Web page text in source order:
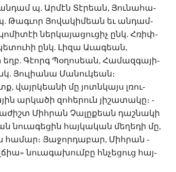
պ. Ար­մէն ­Տէ­րեան, ­Յու­նա­հա­
­Թագ­ւոր ­Յո­վա­կի­մեան եւ ան­դամ­
ներ­կա­յա­ցու­ցիչ ընկ. Հ­ռիփ­
ընկ. ­Լի­զա Ա­ւա­գեան,
­Գէորգ ­Պօ­ղո­սեան, ­Հա­մազ­գա­յի­
­Յու­լիա­նա ­Մա­նու­կեան։
վայր­կեա­նի մը յոտն­կայս լռու­
ար­կա­ծի զո­հե­րուն յի­շա­տա­կը։
­Միհ­րան ­Չա­լը­քեան դաշ­նա­կի
նո­ւա­գե­ցին հայ­կա­կան մե­ղե­դի մը,
հա­մար։ ­Յա­ջոր­դա­բար, ­Միհ­րան
նո­ւա­գա­խում­բը հնչե­ցուց հայ­